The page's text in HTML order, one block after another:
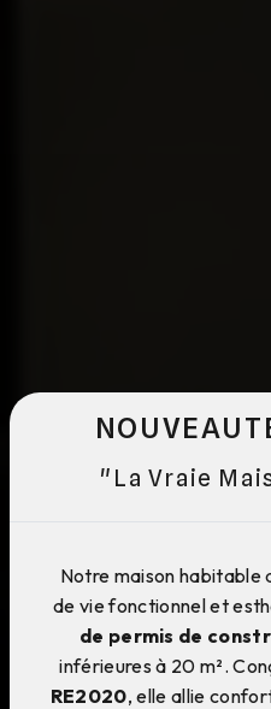
"La Vraie
Notre maison habitable
de vie fonctionnel et
de permis de
inférieures à 20 m².
RE2020, elle allie